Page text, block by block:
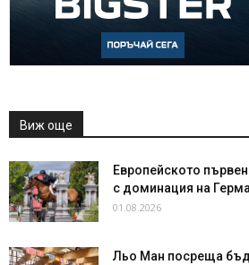
Виж още
Европейското
с доминация на
01.08.2026
Льо Ман посреща